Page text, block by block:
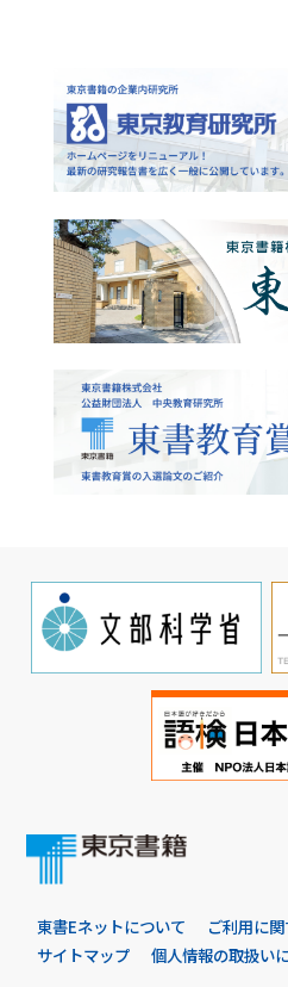
東書Eネットについて ご利用に
サイトマップ
個人情報の取扱い